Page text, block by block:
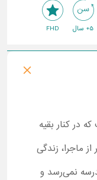
5+ سال FHD
در کنار بقیه
ماجرا، زندگی
نمی‌رسد و